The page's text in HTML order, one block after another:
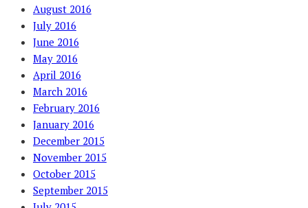
August 2016
July 2016
June 2016
May 2016
April 2016
March 2016
February 2016
January 2016
December 2015
November 2015
October 2015
September 2015